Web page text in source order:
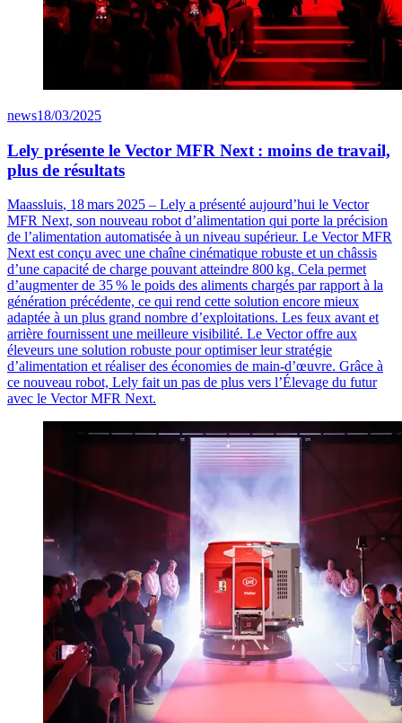
news18/03/2025
Lely présente le Vector MFR Next : moins de travail,
plus de résultats
Maassluis, 18mars 2025 – Lely a présenté aujourd’hui le Vector
MFR Next, son nouveau robot d’alimentation qui porte la précision
de l’alimentation automatisée à un niveau supérieur. Le VectorMFR
Next est conçu avec une chaîne cinématique robuste et un châssis
d’une capacité de charge pouvant atteindre 800kg. Cela permet
d’augmenter de 35% le poids des aliments chargés par rapport à la
génération précédente, ce qui rend cette solution encore mieux
adaptée à un plus grand nombre d’exploitations. Les feux avant et
arrière fournissent une meilleure visibilité. Le Vectoroffre aux
éleveurs une solution robuste pour optimiser leur stratégie
d’alimentation et réaliser des économies de main-d’œuvre. Grâce à
ce nouveau robot, Lely fait un pas de plus vers l’Élevage du futur
avec le VectorMFR Next.